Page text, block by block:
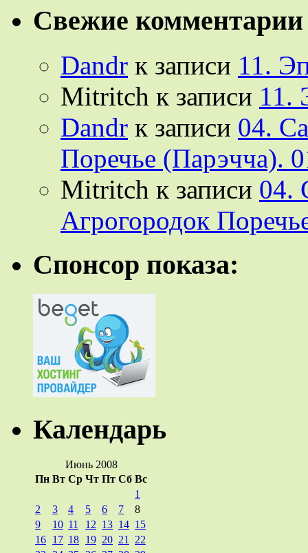
Свежие комментарии
Dandr к записи 11.
Mitritch к записи 11.
Dandr к записи 04.
Поречье (Парэчча).
Mitritch к записи 04.
Агрогородок
Спонсор показа:
Календарь
Июнь 2008
Пн Вт Ср Чт Пт Сб Вс
1
2
3 4 5 6 7
8
9
10 11 12 13 14 15
16 17 18 19 20 21
22